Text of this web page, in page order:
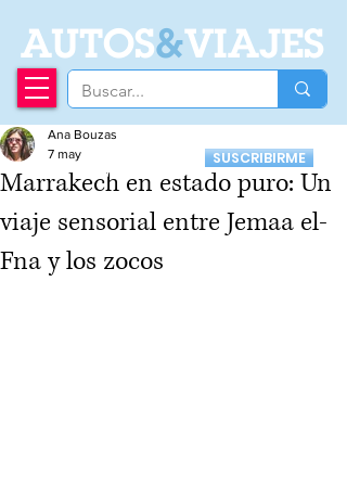
AUTOS&VIAJES
Newsletter
SUSCRIBIRME
Marrakech en estado puro: Un
viaje sensorial entre Jemaa el-
Fna y los zocos
Ana Bouzas
7 may